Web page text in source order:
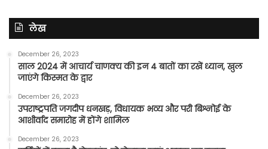
लेख
December 26, 2023
साल 2024 में आचार्य चाणक्य की इन 4 बातों का रखें ध्यान, खुल
जाएंगे किस्मत के द्वार
December 26, 2023
उपराष्ट्रपति जगदीप धनखड़, विधायक भव्य और परी बिश्नोई के
आशीर्वाद समारोह में होंगे शामिल
December 26, 2023